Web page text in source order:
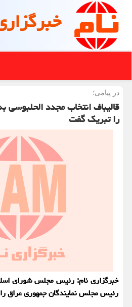
در پیامی؛
قالیباف انتخاب مجدد
را تبریک گفت
خبرگزاری نام: رئیس مجلس شورای
رئیس مجلس نمایندگان جمهوری عراق